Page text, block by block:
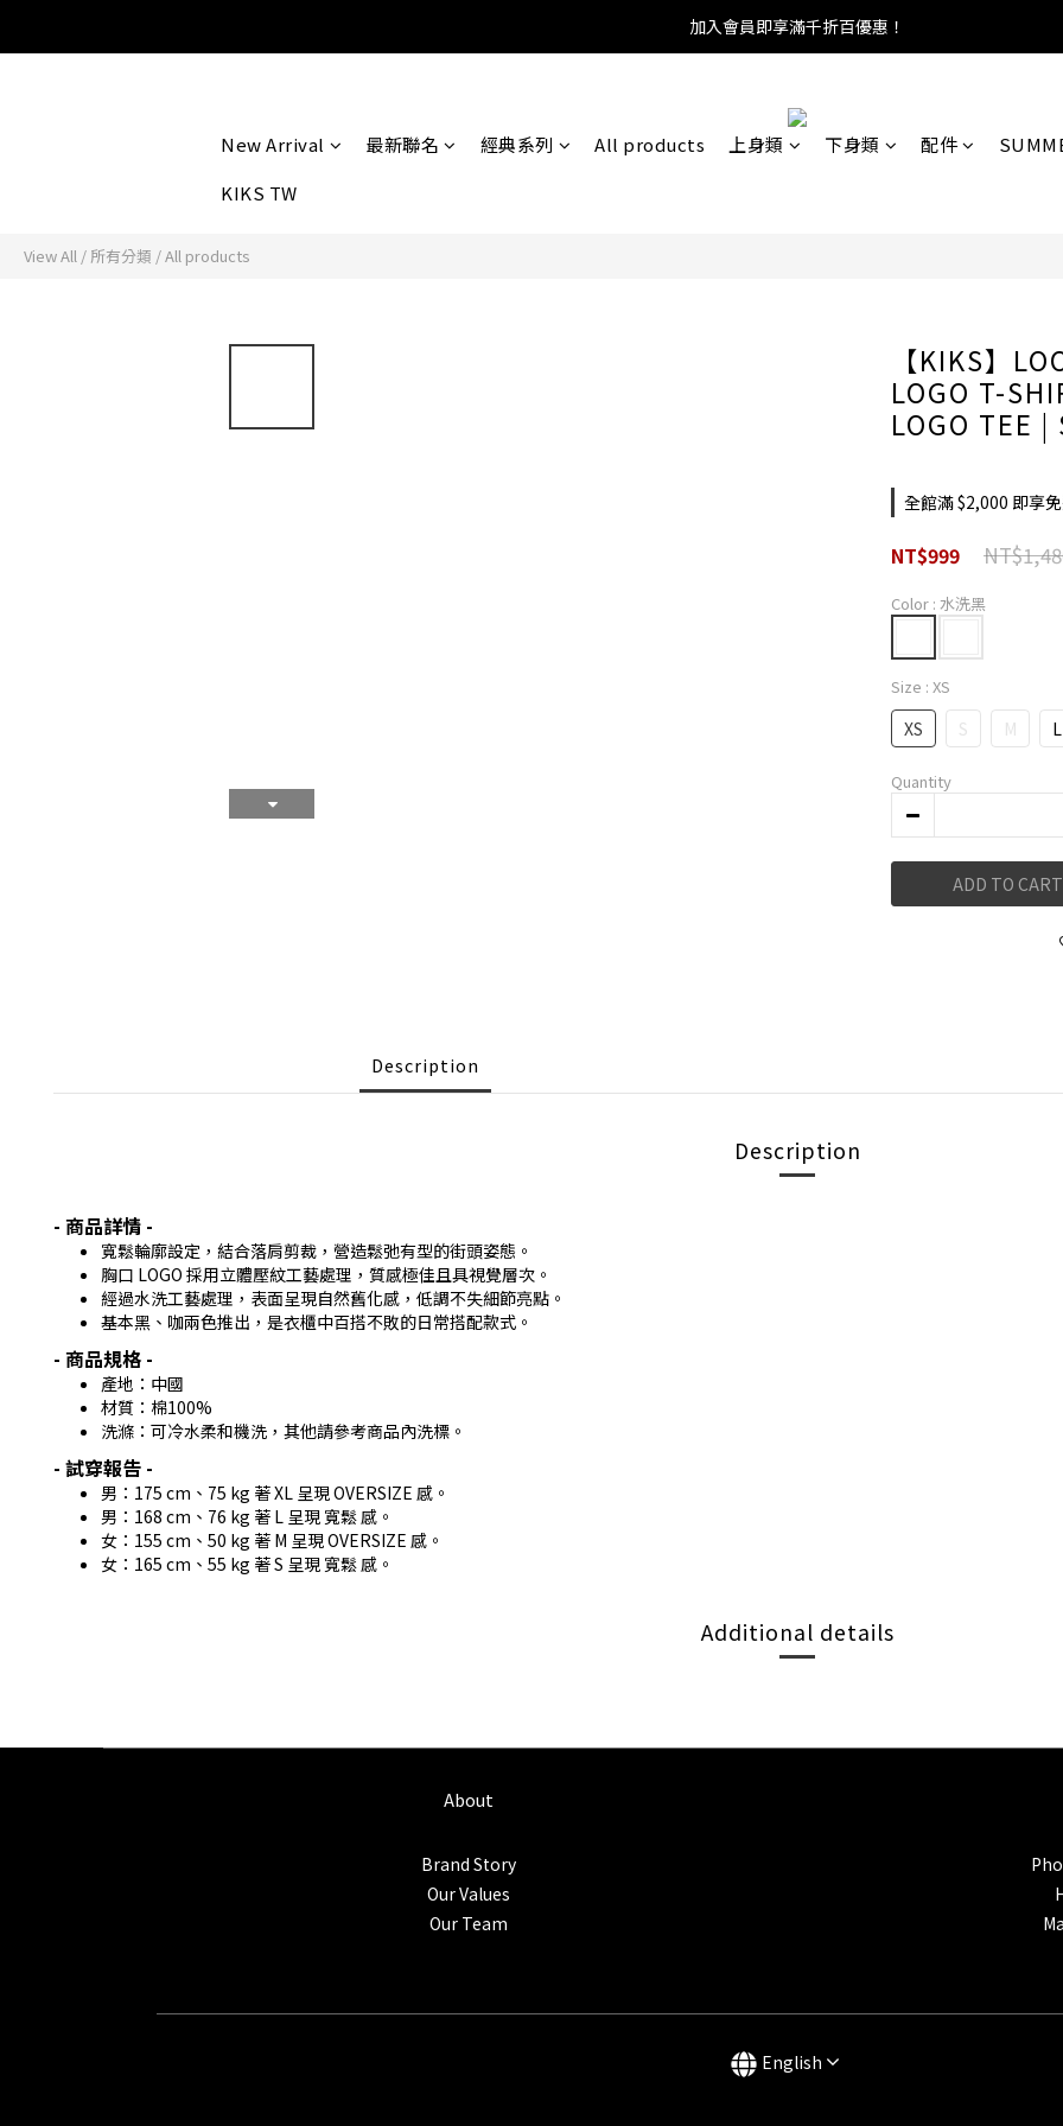
加入會員即享滿千折百優惠！
New Arrival 最新聯名 經典系列 All products 上身類 下身類 配件
KIKS TW
View All / 所有分類 /All products
【KIKS】
LOGO T-
LOGO TEE |
全館滿 $2,000 即享
NT$999
Color : 水洗黑
Size : XS
XS S M L
Quantity
ADD TO CART
Description
Description
- 商品詳情 -
寬鬆輪廓設定，結合落肩剪裁，營造鬆弛有型的街頭姿態。
胸口 LOGO 採用立體壓紋工藝處理，質感極佳且具視覺層次。
經過水洗工藝處理，表面呈現自然舊化感，低調不失細節亮點。
基本黑、咖兩色推出，是衣櫃中百搭不敗的日常搭配款式。
- 商品規格 -
產地：中國
材質：棉100%
洗滌：可冷水柔和機洗，其他請參考商品內洗標。
- 試穿報告 -
男：175 cm、75 kg 著 XL 呈現 OVERSIZE 感。
男：168 cm、76 kg 著 L 呈現 寬鬆 感。
女：155 cm、50 kg 著 M 呈現 OVERSIZE 感。
女：165 cm、55 kg 著 S 呈現 寬鬆 感。
Additional details
About
Brand Story
Our Values
Our Team
English